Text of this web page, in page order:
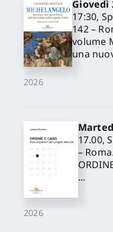
2026
Giovedì
17:30,
142 –
volume
una
2026
17.00,
–
...